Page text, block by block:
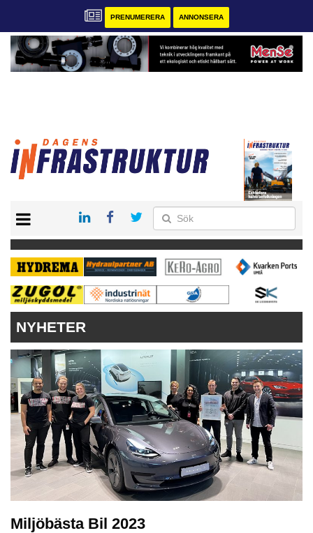
PRENUMERERA ANNONSERA
KONTAKT
VÅRA ANDRA MAGASIN
PRENUMERERA
ANNONSERA
NYHETER
Miljöbästa Bil 2023